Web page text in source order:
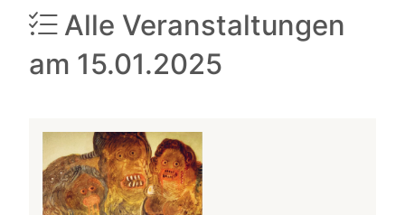
Alle Veranstaltungen
am 15.01.2025